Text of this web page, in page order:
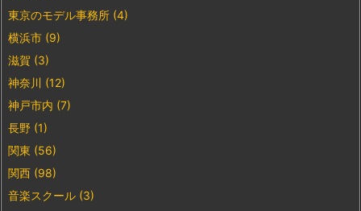
東京のモデル事務所 (4)
横浜市 (9)
滋賀 (3)
神奈川 (12)
神戸市内 (7)
長野 (1)
関東 (56)
関西 (98)
音楽スクール (3)